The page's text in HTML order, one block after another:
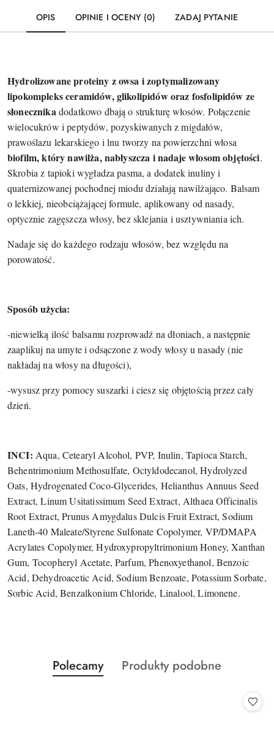
OPIS OPINIE I OCENY (0) ZADAJ PYTANIE
Hydrolizowane proteiny z owsa i zoptymalizowany
lipokompleks ceramidów, glikolipidów oraz fosfolipidów ze
słonecznika dodatkowo dbają o strukturę włosów. Połączenie
wielocukrów i peptydów, pozyskiwanych z migdałów,
prawoślazu lekarskiego i lnu tworzy na powierzchni włosa
biofilm, który nawilża, nabłyszcza i nadaje włosom objętości.
Skrobia z tapioki wygładza pasma, a dodatek inuliny i
quaternizowanej pochodnej miodu działają nawilżająco. Balsam
o lekkiej, nieobciążającej formule, aplikowany od nasady,
optycznie zagęszcza włosy, bez sklejania i usztywniania ich.
Nadaje się do każdego rodzaju włosów, bez względu na
porowatość.
Sposób użycia:
-niewielką ilość balsamu rozprowadź na dłoniach, a następnie
zaaplikuj na umyte i odsączone z wody włosy u nasady (nie
nakładaj na włosy na długości),
-wysusz przy pomocy suszarki i ciesz się objętością przez cały
dzień.
INCI: Aqua, Cetearyl Alcohol, PVP, Inulin, Tapioca Starch,
Behentrimonium Methosulfate, Octyldodecanol, Hydrolyzed
Oats, Hydrogenated Coco-Glycerides, Helianthus Annuus Seed
Extract, Linum Usitatissimum Seed Extract, Althaea Officinalis
Root Extract, Prunus Amygdalus Dulcis Fruit Extract, Sodium
Laneth-40 Maleate/Styrene Sulfonate Copolymer, VP/DMAPA
Acrylates Copolymer, Hydroxypropyltrimonium Honey, Xanthan
Gum, Tocopheryl Acetate, Parfum, Phenoxyethanol, Benzoic
Acid, Dehydroacetic Acid, Sodium Benzoate, Potassium Sorbate,
Sorbic Acid, Benzalkonium Chloride, Linalool, Limonene.
Pomiń karuzelę produktów
Produkty
o
Polecamy
Produkty
Produkty podobne